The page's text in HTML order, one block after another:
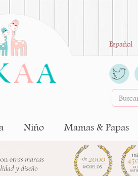
Español
Niño Mamas & Papas